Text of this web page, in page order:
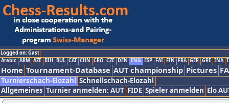
Logged on: Gast
Arabic ARM AZE BIH BUL CAT CHN CRO CZE DEN ENG ESP FAI FIN FRA GER GRE INA
Home Tournament-Database AUT championship Pictures
Turnierschach-Elozahl Schnellschach-Elozahl
Allgemeines Turnier anmelden: AUT FIDE Spieler anmelden Elo